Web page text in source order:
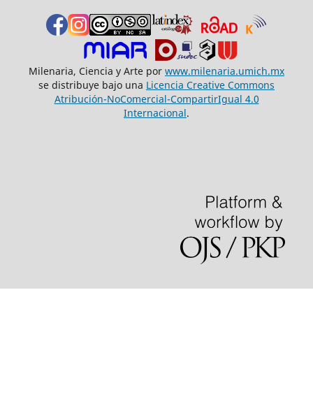
Milenaria, Ciencia y Arte por www.milenaria.umich.mx
se distribuye bajo una Licencia Creative Commons
Atribución-NoComercial-CompartirIgual 4.0
Internacional.